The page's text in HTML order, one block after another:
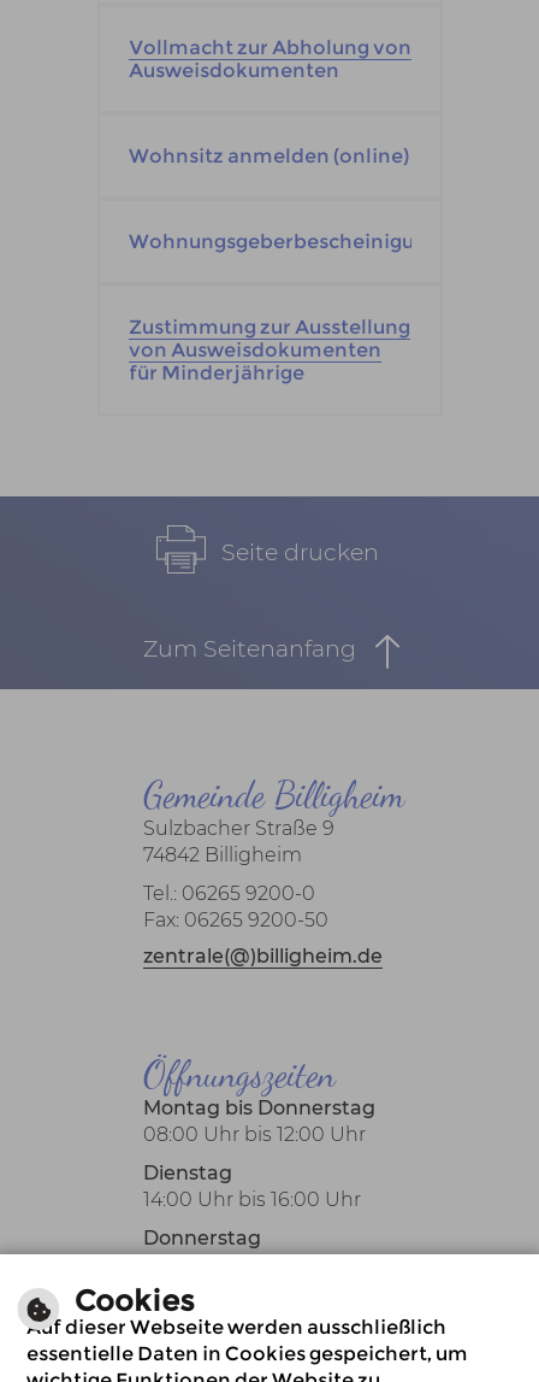
Vollmacht zur Abholung von
Ausweisdokumenten
Wohnsitz anmelden (online)
Wohnungsgeberbescheinigung
Zustimmung zur Ausstellung
von Ausweisdokumenten
für Minderjährige
Seite drucken
Zum Seitenanfang
Gemeinde Billigheim
Sulzbacher Straße 9
74842 Billigheim
Tel.: 06265 9200-0
Fax: 06265 9200-50
zentrale(@)billigheim.de
Öffnungszeiten
Montag bis Donnerstag
08:00 Uhr bis 12:00 Uhr
Dienstag
14:00 Uhr bis 16:00 Uhr
Donnerstag
Oder nach Vereinbarung
auch außerhalb der
üblichen
Cookies
Auf dieser Webseite werden ausschließlich
essentielle Daten in Cookies gespeichert, um